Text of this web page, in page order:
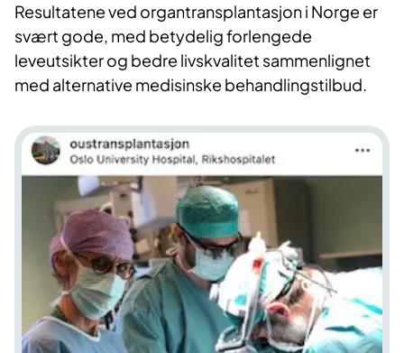
Resultatene ved organtransplantasjon i Norge er
svært gode, med betydelig forlengede
leveutsikter og bedre livskvalitet sammenlignet
med alternative medisinske behandlingstilbud.